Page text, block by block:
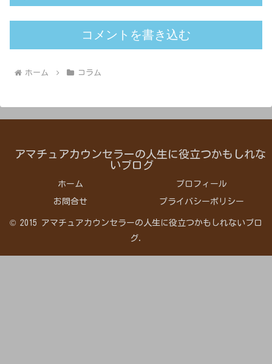
コメントを書き込む
ホーム コラム
アマチュアカウンセラーの人生に役立つかもしれな
いブログ
ホーム プロフィール
お問合せ プライバシーポリシー
© 2015 アマチュアカウンセラーの人生に役立つかもしれないブロ
グ.